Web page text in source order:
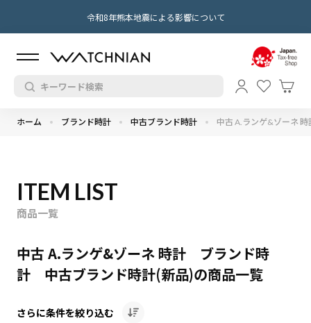
令和8年熊本地震による影響について
ホーム ブランド時計 中古ブランド時計 中古 A.ランゲ&ゾーネ 時
ITEM LIST
商品一覧
中古 A.ランゲ&ゾーネ 時計 ブランド時
計 中古ブランド時計(新品)の商品一覧
さらに条件を絞り込む